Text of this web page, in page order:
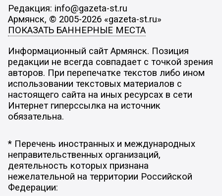
Редакция: info@gazeta-st.ru
Армянск, © 2005-2026 «gazeta-st.ru»
ПОКАЗАТЬ БАННЕРНЫЕ МЕСТА
Информационный сайт Армянск. Позиция
редакции не всегда совпадает с точкой зрения
авторов. При перепечатке текстов либо ином
использовании текстовых материалов с
настоящего сайта на иных ресурсах в сети
Интернет гиперссылка на источник
обязательна.
* Перечень иностранных и международных
неправительственных организаций,
деятельность которых признана
нежелательной на территории Российской
Федерации: